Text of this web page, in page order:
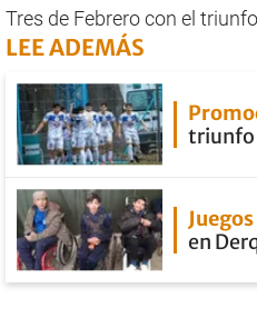
Tres de Febrero con el
LEE ADEMÁS
triunfo
en